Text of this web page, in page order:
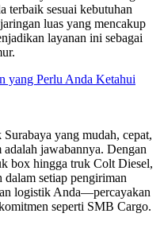
terbaik sesuai kebutuhan
luas yang mencakup
layanan ini sebagai
yang Perlu Anda Ketahui
yang mudah, cepat,
jawabannya. Dengan
box hingga truk Colt Diesel,
setiap pengiriman
logistik Anda—percayakan
seperti SMB Cargo.